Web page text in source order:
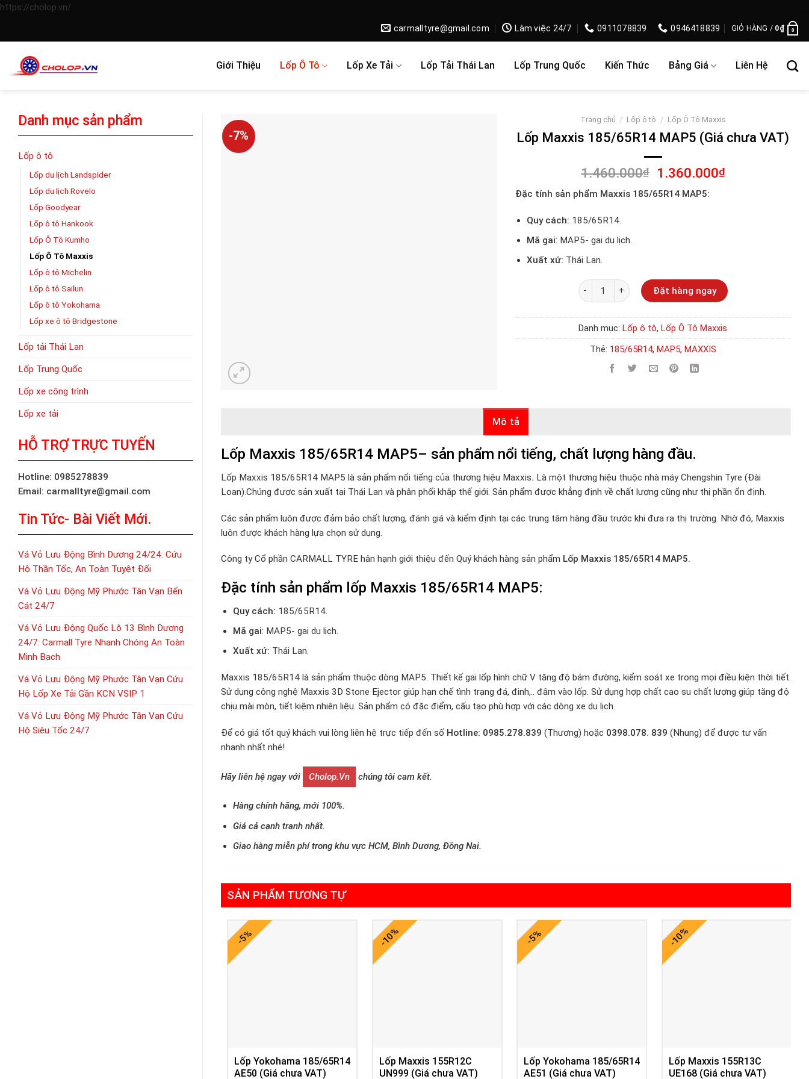
https://cholop.vn/Skip
carmalltyre@gmail.com Làm việc 24/7 0911078839 0946418839 GIỎ HÀNG / 0₫ 0
Giới Thiệu Lốp Ô Tô Lốp Xe Tải Lốp Tải Thái Lan Lốp Trung Quốc Kiến Thức Bảng Giá Liên Hệ
Danh mục sản phẩm
Lốp ô tô
Lốp du lịch Landspider
Lốp du lịch Rovelo
Lốp Goodyear
Lốp ô tô Hankook
Lốp Ô Tô Kumho
Lốp Ô Tô Maxxis
Lốp ô tô Michelin
Lốp ô tô Sailun
Lốp ô tô Yokohama
Lốp xe ô tô Bridgestone
Lốp tải Thái Lan
Lốp Trung Quốc
Lốp xe công trình
Lốp xe tải
HỖ TRỢ TRỰC TUYẾN
Hotline: 0985278839
Email: carmalltyre@gmail.com
Tin Tức- Bài Viết Mới.
Vá Vỏ Lưu Động Bình Dương 24/24: Cứu
Hộ Thần Tốc, An Toàn Tuyệt Đối
Vá Vỏ Lưu Động Mỹ Phước Tân Vạn Bến
Cát 24/7
Vá Vỏ Lưu Động Quốc Lộ 13 Bình Dương
24/7: Carmall Tyre Nhanh Chóng An Toàn
Minh Bạch
Vá Vỏ Lưu Động Mỹ Phước Tân Vạn Cứu
Hộ Lốp Xe Tải Gần KCN VSIP 1
Vá Vỏ Lưu Động Mỹ Phước Tân Vạn Cứu
Hộ Siêu Tốc 24/7
-7%
Trang chủ / Lốp ô tô / Lốp Ô Tô Maxxis
Lốp Maxxis 185/65R14 MAP5 (Giá chưa VAT)
1.460.000₫
Giá
là:
1.360.000₫Giá
Đặc tính sản phẩm Maxxis 185/65R14 MAP5:
Quy cách: 185/65R14.
Mã gai: MAP5- gai du lịch.
Xuất xứ: Thái Lan.
Số lượng
Đặt hàng ngay
Danh mục:Lốp ô tô,Lốp Ô Tô Maxxis
Thẻ: 185/65R14, MAP5, MAXXIS
Mô tả
Lốp Maxxis 185/65R14 MAP5– sản phẩm nổi tiếng, chất lượng hàng đầu.
Lốp Maxxis 185/65R14 MAP5 là sản phẩm nổi tiếng của thương hiệu Maxxis. Là một thương hiệu thuộc nhà máy Chengshin Tyre (Đài
Loan).Chúng được sản xuất tại Thái Lan và phân phối khắp thế giới. Sản phẩm được khẳng định về chất lượng cũng như thị phần ổn định.
Các sản phẩm luôn được đảm bảo chất lượng, đánh giá và kiểm định tại các trung tâm hàng đầu trước khi đưa ra thị trường. Nhờ đó, Maxxis
luôn được khách hàng lựa chọn sử dụng.
Công ty Cổ phần CARMALL TYRE hân hạnh giới thiệu đến Quý khách hàng sản phẩm Lốp Maxxis 185/65R14 MAP5.
Đặc tính sản phẩm lốp Maxxis 185/65R14 MAP5:
Quy cách: 185/65R14.
Mã gai: MAP5- gai du lịch.
Xuất xứ: Thái Lan.
Maxxis 185/65R14 là sản phẩm thuộc dòng MAP5. Thiết kế gai lốp hình chữ V tăng độ bám đường, kiểm soát xe trong mọi điều kiện thời tiết.
Sử dụng công nghệ Maxxis 3D Stone Ejector giúp hạn chế tình trạng đá, đinh,.. đâm vào lốp. Sử dụng hợp chất cao su chất lượng giúp tăng độ
chịu mài mòn, tiết kiệm nhiên liệu. Sản phẩm có đặc điểm, cấu tạo phù hợp với các dòng xe du lịch.
Để có giá tốt quý khách vui lòng liên hệ trực tiếp đến số Hotline: 0985.278.839 (Thương) hoặc 0398.078. 839 (Nhung) để được tư vấn
nhanh nhất nhé!
Hãy liên hệ ngay với Cholop.vn chúng tôi cam kết.
Hàng chính hãng, mới 100%.
Giá cả cạnh tranh nhất.
Giao hàng miễn phí trong khu vực HCM, Bình Dương, Đồng Nai.
SẢN PHẨM TƯƠNG TỰ
-5%
Lốp Yokohama 185/65R14
AE50 (Giá chưa VAT)
-10%
Lốp Maxxis 155R12C
UN999 (Giá chưa VAT)
-5%
Lốp Yokohama 185/65R14
AE51 (Giá chưa VAT)
-10%
Lốp Maxxis 155R13C
UE168 (Giá chưa VAT)